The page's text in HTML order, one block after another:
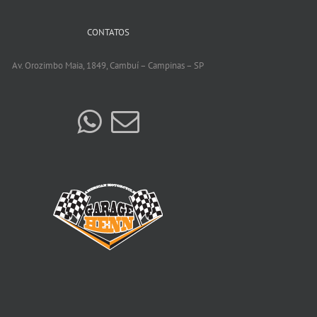
CONTATOS
Av. Orozimbo Maia, 1849, Cambuí – Campinas – SP